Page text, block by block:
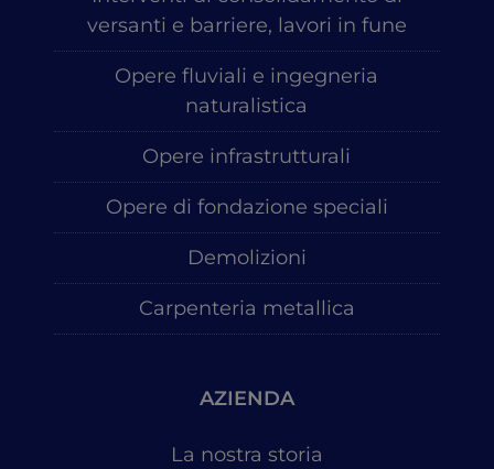
versanti e barriere, lavori in fune
Opere fluviali e ingegneria
naturalistica
Opere infrastrutturali
Opere di fondazione speciali
Demolizioni
Carpenteria metallica
AZIENDA
La nostra storia